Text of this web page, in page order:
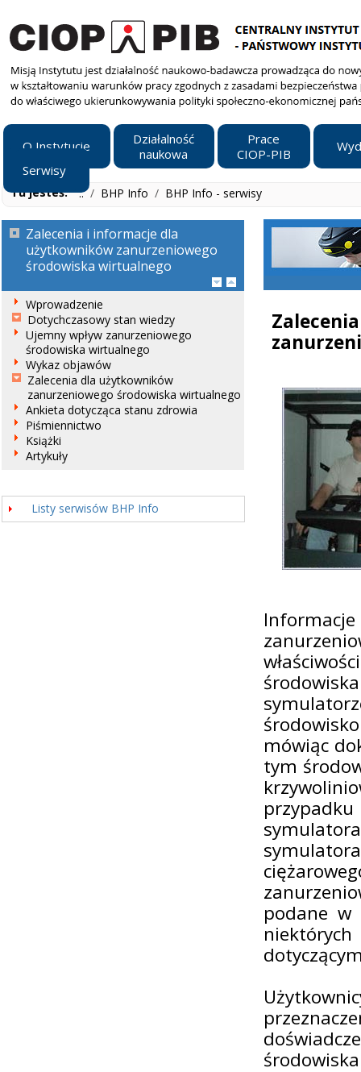
O Instytucie
Działalność
naukowa
Prace
CIOP-PIB
Serwisy
Tu jesteś: ../ BHP Info / BHP Info - serwisy
Zalecenia i informacje dla
użytkowników zanurzeniowego
środowiska wirtualnego
Wprowadzenie
Dotychczasowy stan wiedzy
Ujemny wpływ zanurzeniowego
środowiska wirtualnego
Wykaz objawów
Zalecenia dla użytkowników
zanurzeniowego środowiska wirtualnego
Ankieta dotycząca stanu zdrowia
Piśmiennictwo
Książki
Artykuły
Listy serwisów BHP Info
mówiąc
tym
przypadku
podane w